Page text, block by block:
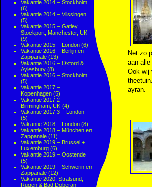
Vakantie 2014 – Stockholm
(6)
Vakantie 2014 – Vlissingen
(5)
Vakantie 2015 – Gatley,
Stockport, Manchester, UK
(9)
Vakantie 2015 – London (6)
Vakantie 2016 – Berlijn en
Zappanale (13)
Vakantie 2016 – Oxford &
Aylesbury (8)
Vakantie 2016 – Stockholm
(5)
Vakantie 2017 –
Kopenhagen (5)
Vakantie 2017 2 –
Birmingham, UK (4)
Vakantie 2017 3 – London
(5)
Vakantie 2018 – London (8)
Vakantie 2018 – München en
Zappanale (11)
Vakantie 2019 – Brussel +
Luxemburg (6)
Vakantie 2019 – Oostende
(5)
Vakantie 2019 – Schwerin en
Zappanale (12)
Vakantie 2020: Stralsund,
Rügen & Bad Doberan
Net zo
aan
Ook wij
ayran.